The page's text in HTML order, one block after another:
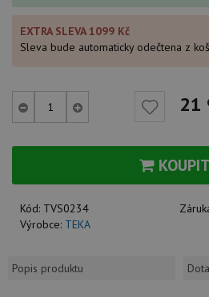
EXTRA SLEVA 1099 Kč
Sleva bude automaticky odečtena z
21
KOUPIT
Kód: TVS0234
Výrobce: TEKA
Popis produktu